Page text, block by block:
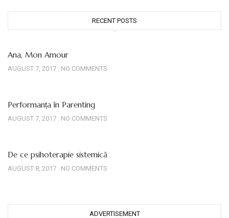
RECENT POSTS
Ana, Mon Amour
AUGUST 7, 2017 NO COMMENTS
Performanța în Parenting
AUGUST 7, 2017 NO COMMENTS
De ce psihoterapie sistemică
AUGUST 8, 2017 NO COMMENTS
ADVERTISEMENT